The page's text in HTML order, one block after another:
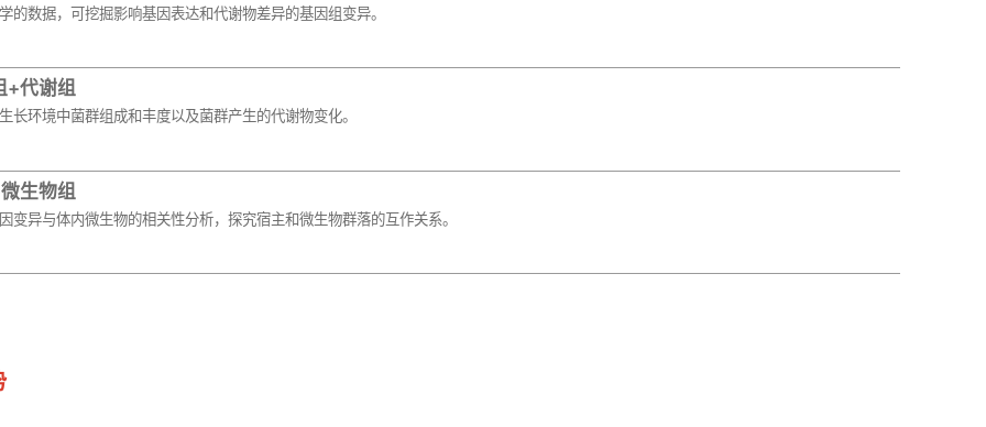
的数据，可挖掘影响基因表达和代谢物差异的基因组变异。
+代谢组
长环境中菌群组成和丰度以及菌群产生的代谢物变化。
生物组
变异与体内微生物的相关性分析，探究宿主和微生物群落的互作关系。